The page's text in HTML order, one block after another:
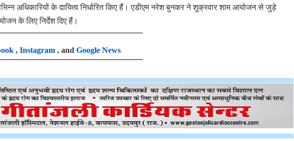
अधिकारियों के दायित्व निर्धारित किए हैं। एडीएम नरेश बुनकर ने शुक्रवार शाम आयोजन से जुड़े
के लिए निर्देश दिए हैं।
, Instagram , and Google News